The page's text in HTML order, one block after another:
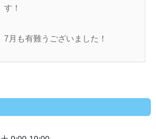
す！
7月も有難うございました！